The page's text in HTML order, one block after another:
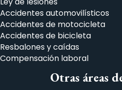
Accidentes automovilísticos
Accidentes de motocicleta
Accidentes de bicicleta
Resbalones y caídas
Compensación laboral
Otras áreas